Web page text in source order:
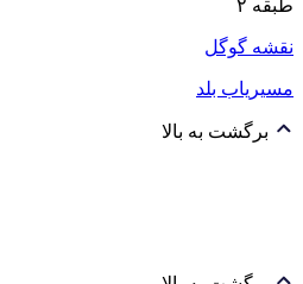
طبقه ۲
نقشه گوگل
مسیریاب بلد
برگشت به بالا